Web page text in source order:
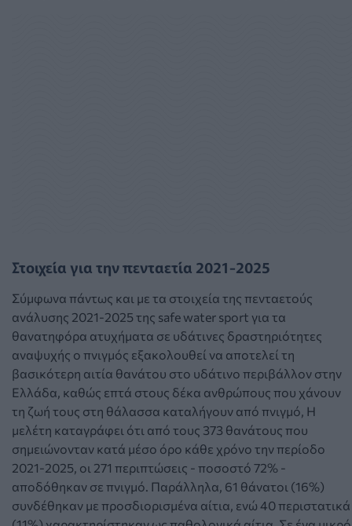
Στοιχεία για την πενταετία 2021-2025
Σύμφωνα πάντως και με τα στοιχεία της πενταετούς
ανάλυσης 2021-2025 της safe water sport για τα
θανατηφόρα ατυχήματα σε υδάτινες δραστηριότητες
αναψυχής ο πνιγμός εξακολουθεί να αποτελεί τη
βασικότερη αιτία θανάτου στο υδάτινο περιβάλλον στην
Ελλάδα, καθώς επτά στους δέκα ανθρώπους που χάνουν
τη ζωή τους στη θάλασσα καταλήγουν από πνιγμό, Η
μελέτη καταγράφει ότι από τους 373 θανάτους που
σημειώνονταν κατά μέσο όρο κάθε χρόνο την περίοδο
2021-2025, οι 271 περιπτώσεις - ποσοστό 72% -
αποδόθηκαν σε πνιγμό. Παράλληλα, 61 θάνατοι (16%)
συνδέθηκαν με προσδιορισμένα αίτια, ενώ 40 περιστατικά